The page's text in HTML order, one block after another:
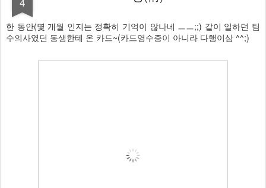
한 동안(몇 개월 인지는 정확히 기억이 않나네 ㅡㅡ;;) 같이 일하던 팀
수의사였던 동생한테 온 카드~(카드영수증이 아니라 다행이삼 ^^;)